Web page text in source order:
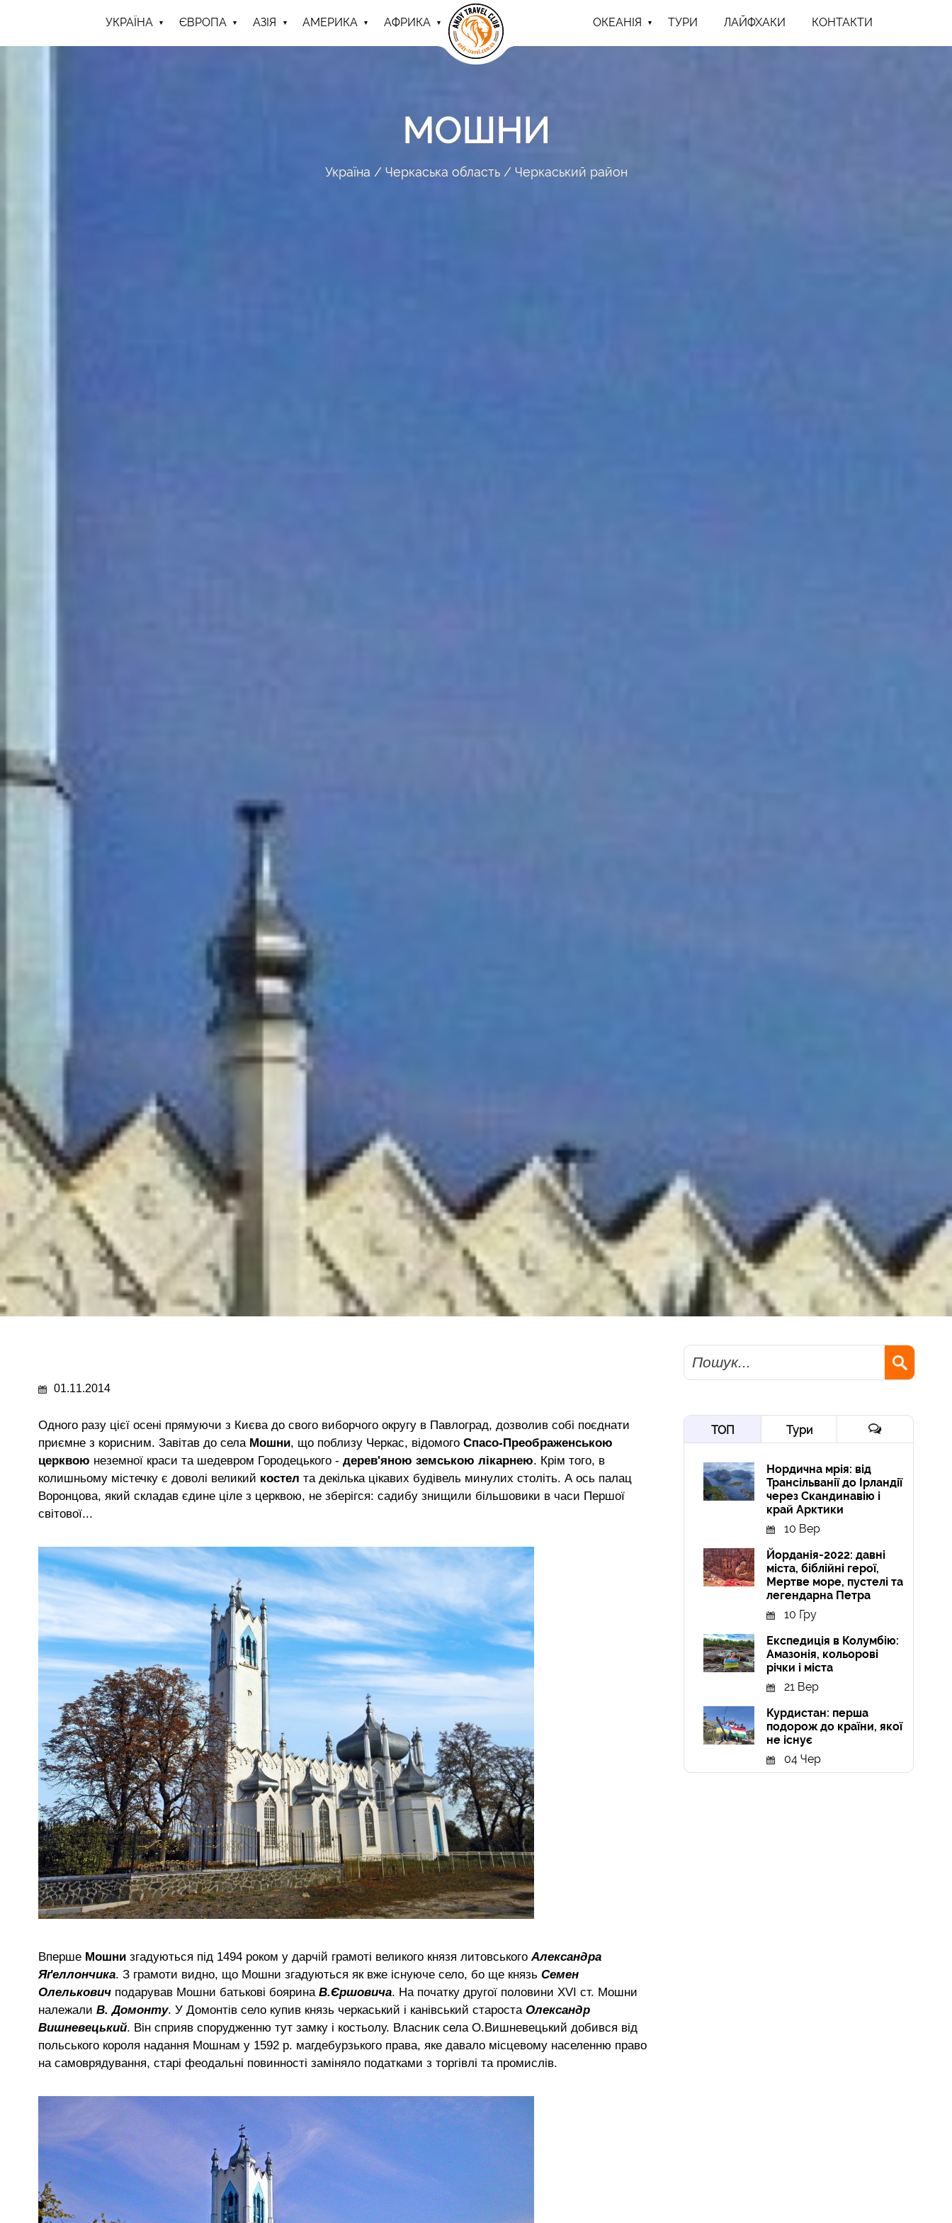
УКРАЇНА ЄВРОПА АЗІЯ АМЕРИКА АФРИКА ОКЕАНІЯ ТУРИ ЛАЙФХАКИ КОНТАКТИ
МОШНИ
Україна Черкаська область Черкаський район
01.11.2014
Одного разу цієї осені прямуючи з Києва до свого виборчого округу в Павлоград, дозволив собі поєднати
приємне з корисним. Завітав до села Мошни, що поблизу Черкас, відомого Спасо-Преображенською
церквою неземної краси та шедевром Городецького - дерев'яною земською лікарнею. Крім того, в
колишньому містечку є доволі великий костел та декілька цікавих будівель минулих століть. А ось палац
Воронцова, який складав єдине ціле з церквою, не зберігся: садибу знищили більшовики в часи Першої
світової...
Вперше Мошни згадуються під 1494 роком у дарчій грамоті великого князя литовськогоАлександра
Яґеллончика. З грамоти видно, що Мошни згадуються як вже існуюче село, бо ще князь Семен
Олелькович подарував Мошни батькові бояринаВ.Єршовича. На початку другої половини XVI ст. Мошни
належали В. Домонту. У Домонтів село купив князь черкаський і канівський старостаОлександр
Вишневецький. Він сприяв спорудженню тут замку і костьолу. Власник села О.Вишневецький добився від
польського короля надання Мошнам у 1592 р. магдебурзького права, яке давало місцевому населенню право
на самоврядування, старі феодальні повинності заміняло податками з торгівлі та промислів.
Пошук
ТОП Тури
Нордична мрія: від
Трансільванії до Ірландії
через Скандинавію і
край Арктики
10 Вер
Йорданія-2022: давні
міста, біблійні герої,
Мертве море, пустелі та
легендарна Петра
10 Гру
Експедиція в Колумбію:
Амазонія, кольорові
річки і міста
21 Вер
Курдистан: перша
подорож до країни, якої
не існує
04 Чер